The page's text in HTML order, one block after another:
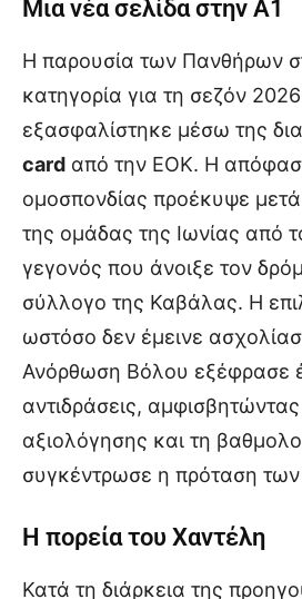
Μια νέα σελίδα στην Α1
Η παρουσία των Πανθήρων
κατηγορία για τη σεζόν
εξασφαλίστηκε μέσω της
card από την ΕΟΚ. Η
ομοσπονδίας προέκυψε
της ομάδας της Ιωνίας από
γεγονός που άνοιξε τον
σύλλογο της Καβάλας. Η
ωστόσο δεν έμεινε
Ανόρθωση Βόλου εξέφρασε
αντιδράσεις, αμφισβητώντας
αξιολόγησης και τη
συγκέντρωσε η πρόταση
Η πορεία του Χαντέλη
Κατά τη διάρκεια της